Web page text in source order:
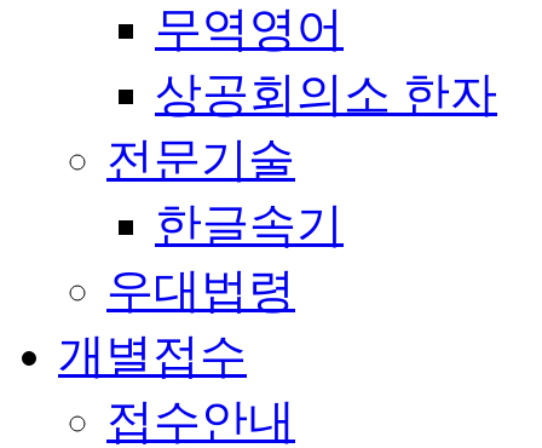
무역영어
상공회의소 한자
전문기술
한글속기
우대법령
개별접수
접수안내